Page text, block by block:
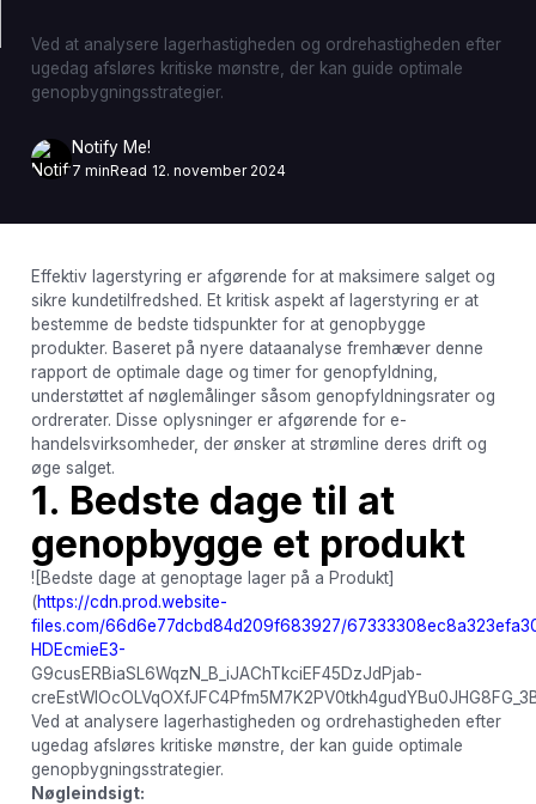
Ved at analysere lagerhastigheden og ordrehastigheden efter
ugedag afsløres kritiske mønstre, der kan guide optimale
genopbygningsstrategier.
Notify Me!
7 minRead 12. november 2024
Effektiv lagerstyring er afgørende for at maksimere salget og
sikre kundetilfredshed. Et kritisk aspekt af lagerstyring er at
bestemme de bedste tidspunkter for at genopbygge
produkter. Baseret på nyere dataanalyse fremhæver denne
rapport de optimale dage og timer for genopfyldning,
understøttet af nøglemålinger såsom genopfyldningsrater og
ordrerater. Disse oplysninger er afgørende for e-
handelsvirksomheder, der ønsker at strømline deres drift og
øge salget.
1. Bedste dage til at
genopbygge et produkt
![Bedste dage at genoptage lager på a Produkt]
(https://cdn.prod.website-
files.com/66d6e77dcbd84d209f683927/
HDEcmieE3-
G9cusERBiaSL6WqzN_B_iJAChTkciEF45DzJdPjab-
Ved at analysere lagerhastigheden og ordrehastigheden efter
ugedag afsløres kritiske mønstre, der kan guide optimale
genopbygningsstrategier.
Nøgleindsigt: